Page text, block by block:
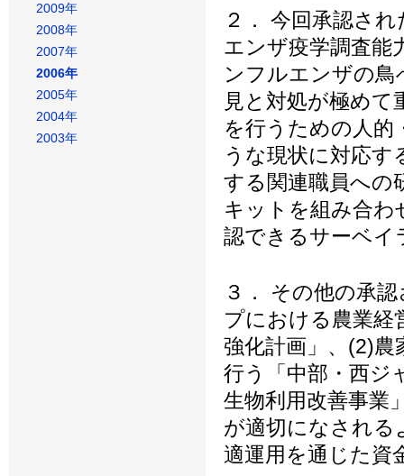
2009年
2008年
2007年
2006年
2005年
2004年
2003年
２． 今回承認さ
エンザ疫学調査能
ンフルエンザの鳥
見と対処が極め
を行うための人的
うな現状に対応
する関連職員への
キットを組み合わ
認できるサーベイ
３． その他の承
プにおける農業経
強化計画」、(2)農
行う「中部・西ジ
生物利用改善事業
が適切になされる
適運用を通じた資